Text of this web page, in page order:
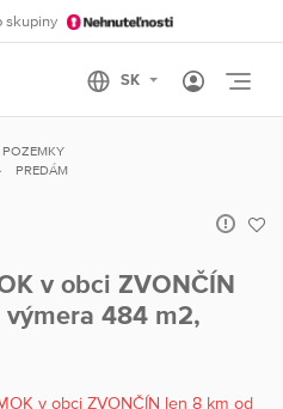
skupiny
POZEMKY
PREDÁM
v obci ZVONČÍN
484 m2,